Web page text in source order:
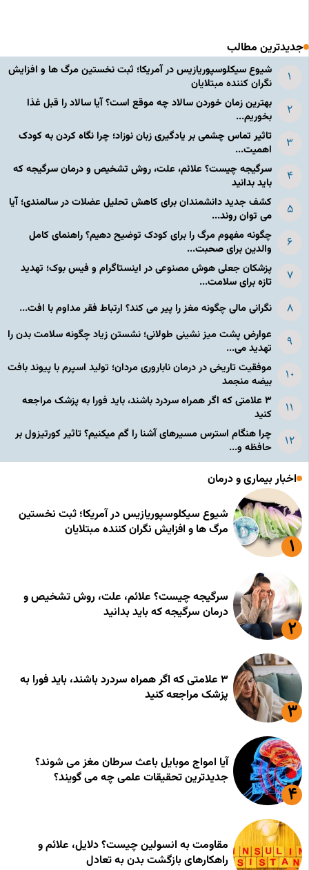
جدیدترین مطالب
شیوع سیکلوسپوریازیس در آمریکا؛ ثبت نخستین مرگ ها و افزایش
نگران کننده مبتلایان
بهترین زمان خوردن سالاد چه موقع است؟ آیا سالاد را قبل غذا
بخوریم...
تاثیر تماس چشمی بر یادگیری زبان نوزاد؛ چرا نگاه کردن به کودک
اهمیت...
سرگیجه چیست؟ علائم، علت، روش تشخیص و درمان سرگیجه که
باید بدانید
کشف جدید دانشمندان برای کاهش تحلیل عضلات در سالمندی؛ آیا
می توان روند...
چگونه مفهوم مرگ را برای کودک توضیح دهیم؟ راهنمای کامل
والدین برای صحبت...
پزشکان جعلی هوش مصنوعی در اینستاگرام و فیس بوک؛ تهدید
تازه برای سلامت...
نگرانی مالی چگونه مغز را پیر می کند؟ ارتباط فقر مداوم با افت...
عوارض پشت میز نشینی طولانی؛ نشستن زیاد چگونه سلامت بدن را
تهدید می...
موفقیت تاریخی در درمان ناباروری مردان؛ تولید اسپرم با پیوند بافت
بیضه منجمد
۳ علامتی که اگر همراه سردرد باشند، باید فورا به پزشک مراجعه
کنید
چرا هنگام استرس مسیرهای آشنا را گم میکنیم؟ تاثیر کورتیزول بر
حافظه و...
اخبار بیماری و درمان
شیوع سیکلوسپوریازیس در آمریکا؛ ثبت نخستین
مرگ ها و افزایش نگران کننده مبتلایان
سرگیجه چیست؟ علائم، علت، روش تشخیص و
درمان سرگیجه که باید بدانید
۳ علامتی که اگر همراه سردرد باشند، باید فورا به
پزشک مراجعه کنید
آیا امواج موبایل باعث سرطان مغز می شوند؟
جدیدترین تحقیقات علمی چه می گویند؟
مقاومت به انسولین چیست؟ دلایل، علائم و
راهکارهای بازگشت بدن به تعادل